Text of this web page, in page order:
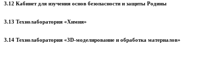
3.12 Кабинет для изучения основ безопасности и защиты Родины
3.13 Технолаборатория «Химия»
3.14 Технолаборатория «3D-моделирование и обработка материалов»